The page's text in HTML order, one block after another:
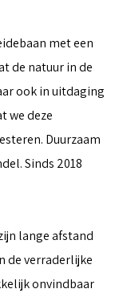
met een
de natuur in de
ook in uitdaging
we deze
Duurzaam
Sinds 2018
lange afstand
de verraderlijke
onvindbaar